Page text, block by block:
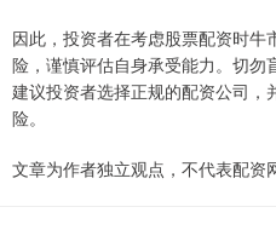
因此，投资者在考虑股票配资时
险，谨慎评估自身承受能力。切勿
建议投资者选择正规的配资公司，
险。
文章为作者独立观点，不代表配资